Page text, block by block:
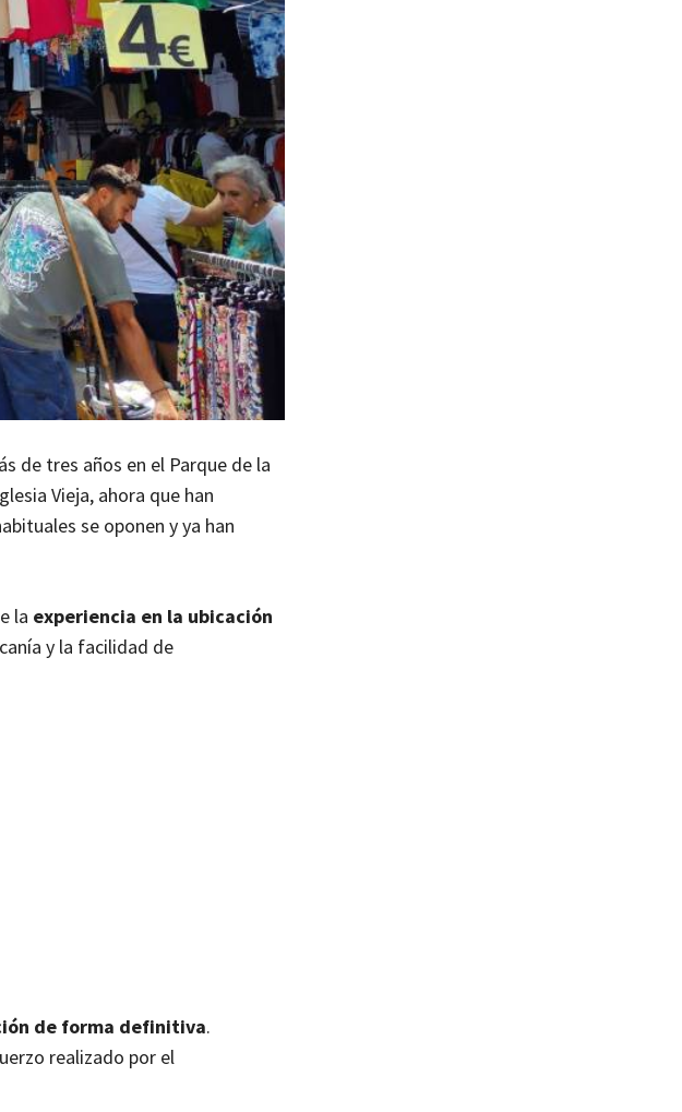
de tres años en el Parque de la
Vieja, ahora que han
se oponen y ya han
la experiencia en la ubicación
y la facilidad de
de forma definitiva.
realizado por el